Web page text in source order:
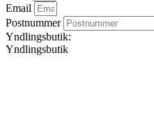
Email
Postnummer
Yndlingsbutik:
Yndlingsbutik